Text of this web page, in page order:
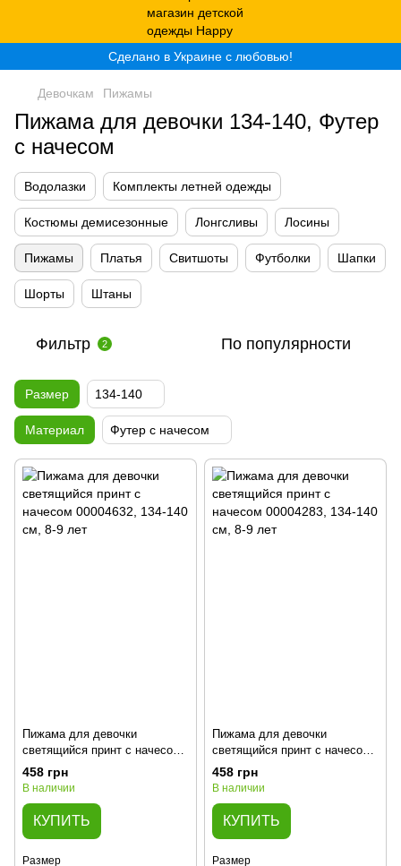
Сделано в Украине с любовью!
Девочкам Пижамы
Пижама для девочки 134-140, Футер
с начесом
Водолазки Комплекты летней одежды
Костюмы демисезонные Лонгсливы Лосины
Пижамы Платья Свитшоты Футболки Шапки
Шорты Штаны
Фильтр 2 По популярности
Размер 134-140
Материал Футер с начесом
Пижама для девочки
светящийся принт с начесом
00004632, 134-140 см, 8-9 лет
458 грн
В наличии
КУПИТЬ
Размер
Пижама для девочки
светящийся принт с начесом
00004283, 134-140 см, 8-9 лет
458 грн
В наличии
КУПИТЬ
Размер